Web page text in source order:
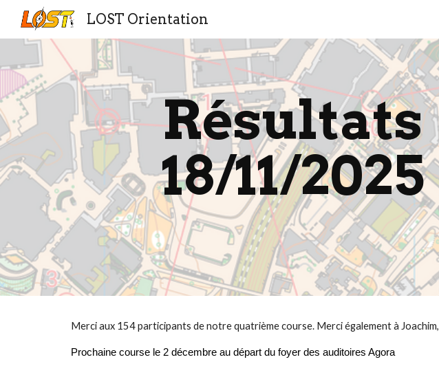
LOST Orientation
Résultats
18/11/2025
Merci aux 154 participants de notrequatrièmecourse. Merci également à Joachim,
Prochaine course le 2 décembre au départ du foyer des auditoires Agora